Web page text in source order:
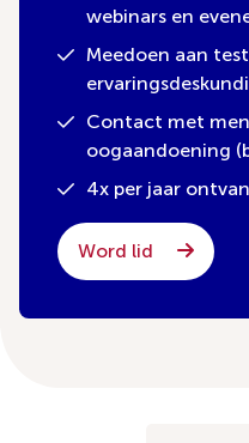
webinars en
Meedoen aan
Contact met
oogaandoening
4x per jaar
Word lid